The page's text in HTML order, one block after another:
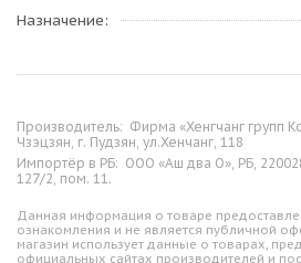
Назначение
Производитель: Фирма «Хенгчанг групп
Чзэцзян, г. Пудзян, ул.Хенчанг, 118
Импортёр в РБ: ООО «Аш два О», РБ,
127/2, пом. 11.
Данная информация о товаре
ознакомления и не является публичной
магазин использует данные о товарах,
официальных сайтах производителей и